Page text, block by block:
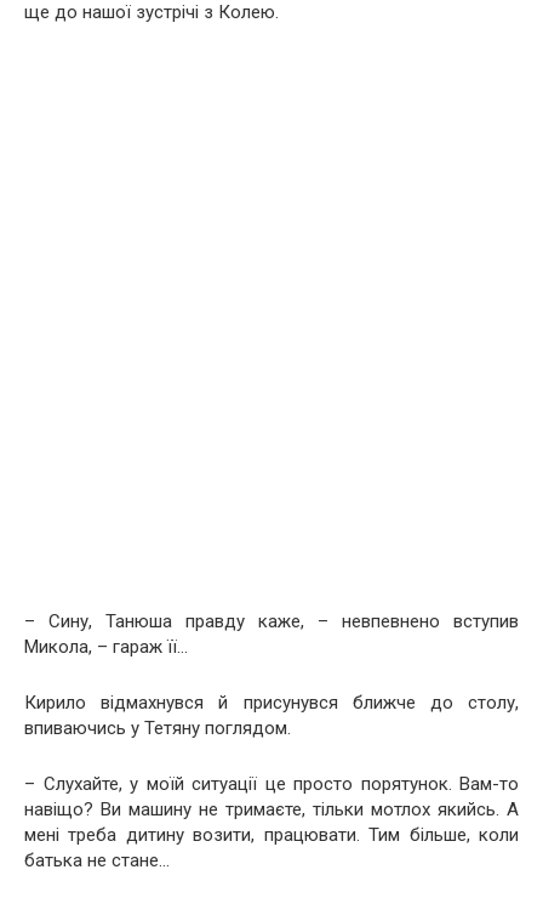
ще до нашої зустрічі з Колею.
– Сину, Танюша правду каже, – невпевнено вступив
Микола, – гараж її…
Кирило відмахнувся й присунувся ближче до столу,
впиваючись у Тетяну поглядом.
– Слухайте, у моїй ситуації це просто порятунок. Вам-то
навіщо? Ви машину не тримаєте, тільки мотлох якийсь. А
мені треба дитину возити, працювати. Тим більше, коли
батька не стане…